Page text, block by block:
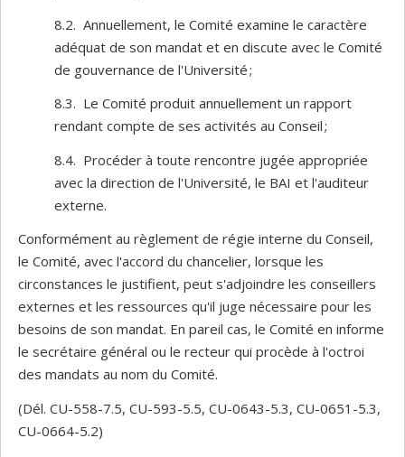
8.2. Annuellement, le Comité examine le caractère
adéquat de son mandat et en discute avec le Comité
de gouvernance de l'Université ;
8.3. Le Comité produit annuellement un rapport
rendant compte de ses activités au Conseil ;
8.4. Procéder à toute rencontre jugée appropriée
avec la direction de l'Université, le BAI et l'auditeur
externe.
Conformément au règlement de régie interne du Conseil,
le Comité, avec l'accord du chancelier, lorsque les
circonstances le justifient, peut s'adjoindre les conseillers
externes et les ressources qu'il juge nécessaire pour les
besoins de son mandat. En pareil cas, le Comité en informe
le secrétaire général ou le recteur qui procède à l'octroi
des mandats au nom du Comité.
(Dél. CU-558-7.5, CU-593-5.5, CU-0643-5.3, CU-0651-5.3,
CU-0664-5.2)